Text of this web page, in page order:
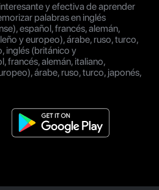
y efectiva de aprender
palabras en inglés
español, francés, alemán,
y europeo), árabe, ruso, turco,
inglés (británico y
francés, alemán, italiano,
árabe, ruso, turco, japonés,